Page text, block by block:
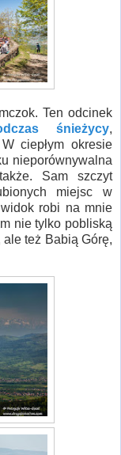
Ten odcinek
śnieżycy,
ciepłym okresie
nieporównywalna
Sam szczyt
miejsc w
robi na mnie
nie tylko pobliską
też Babią Górę,